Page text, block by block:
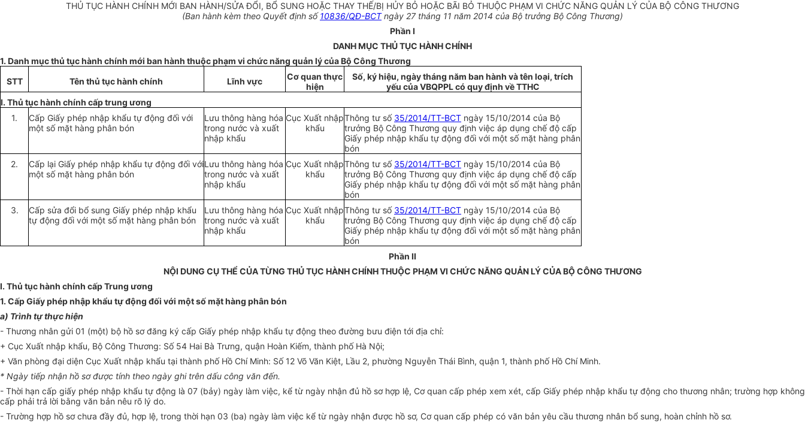
THỦ TỤC HÀNH CHÍNH MỚI BAN HÀNH/SỬA ĐỔI, BỔ SUNG HOẶC THAY THẾ/BỊ HỦY BỎ HOẶC BÃI BỎ THUỘC PHẠM VI CHỨC NĂNG QUẢN LÝ CỦA BỘ CÔNG THƯƠNG
(Ban hành kèm theo Quyết định số10836/QĐ-BCTngày 27 tháng 11 năm 2014 của Bộ trưởng Bộ Công Thương)
Phần I
DANH MỤC THỦ TỤC HÀNH CHÍNH
1. Danh mục thủ tục hành chính mới ban hành thuộc phạm vi chức năng quản lý của Bộ Công Thương
STT
Tên thủ tục hành chính Lĩnh vực
Cơ quan thực
hiện
Số, ký hiệu, ngày tháng năm ban hành và tên loại, trích
yếu của VBQPPL có quy định về TTHC
I. Thủ tục hành chính cấp trung ương
1.
Cấp Giấy phép nhập khẩu tự động đối với
một số mặt hàng phân bón
Lưu thông hàng hóa
trong nước và xuất
nhập khẩu
Cục Xuất nhập
khẩu
Thông tư số 35/2014/TT-BCT ngày 15/10/2014 của Bộ
trưởng Bộ Công Thương quy định việc áp dụng chế độ cấp
Giấy phép nhập khẩu tự động đối với một số mặt hàng phân
bón
2.
Cấp lại Giấy phép nhập khẩu tự động đối với
một số mặt hàng phân bón
Lưu thông hàng hóa
trong nước và xuất
nhập khẩu
Cục Xuất nhập
khẩu
Thông tư số 35/2014/TT-BCT ngày 15/10/2014 của Bộ
trưởng Bộ Công Thương quy định việc áp dụng chế độ cấp
Giấy phép nhập khẩu tự động đối với một số mặt hàng phân
bón
3.
Cấp sửa đổi bổ sung Giấy phép nhập khẩu
tự động đối với một số mặt hàng phân bón
Lưu thông hàng hóa
trong nước và xuất
nhập khẩu
Cục Xuất nhập
khẩu
Thông tư số 35/2014/TT-BCT ngày 15/10/2014 của Bộ
trưởng Bộ Công Thương quy định việc áp dụng chế độ cấp
Giấy phép nhập khẩu tự động đối với một số mặt hàng phân
bón
Phần II
NỘI DUNG CỤ THỂ CỦA TỪNG THỦ TỤC HÀNH CHÍNH THUỘC PHẠM VI CHỨC NĂNG QUẢN LÝ CỦA BỘ CÔNG THƯƠNG
I. Thủ tục hành chính cấp Trung ương
1. Cấp Giấy phép nhập khẩu tự động đối với một số mặt hàng phân bón
a) Trình tự thực hiện
- Thương nhân gửi 01 (một) bộ hồ sơ đăng ký cấp Giấy phép nhập khẩu tự động theo đường bưu điện tới địa chỉ:
+ Cục Xuất nhập khẩu, Bộ Công Thương: Số 54 Hai Bà Trưng, quận Hoàn Kiếm, thành phố Hà Nội;
+ Văn phòng đại diện Cục Xuất nhập khẩu tại thành phố Hồ Chí Minh: Số 12 Võ Văn Kiệt, Lầu 2, phường Nguyễn Thái Bình, quận 1, thành phố Hồ Chí Minh.
* Ngày tiếp nhận hồ sơ được tính theo ngày ghi trên dấu công văn đến.
- Thời hạn cấp giấy phép nhập khẩu tự động là 07 (bảy) ngày làm việc, kể từ ngày nhận đủ hồ sơ hợp lệ, Cơ quan cấp phép xem xét, cấp Giấy phép nhập khẩu tự động cho thương nhân; trường hợp không
cấp phải trả lời bằng văn bản nêu rõ lý do.
- Trường hợp hồ sơ chưa đầy đủ, hợp lệ, trong thời hạn 03 (ba) ngày làm việc kể từ ngày nhận được hồ sơ, Cơ quan cấp phép có văn bản yêu cầu thương nhân bổ sung, hoàn chỉnh hồ sơ.